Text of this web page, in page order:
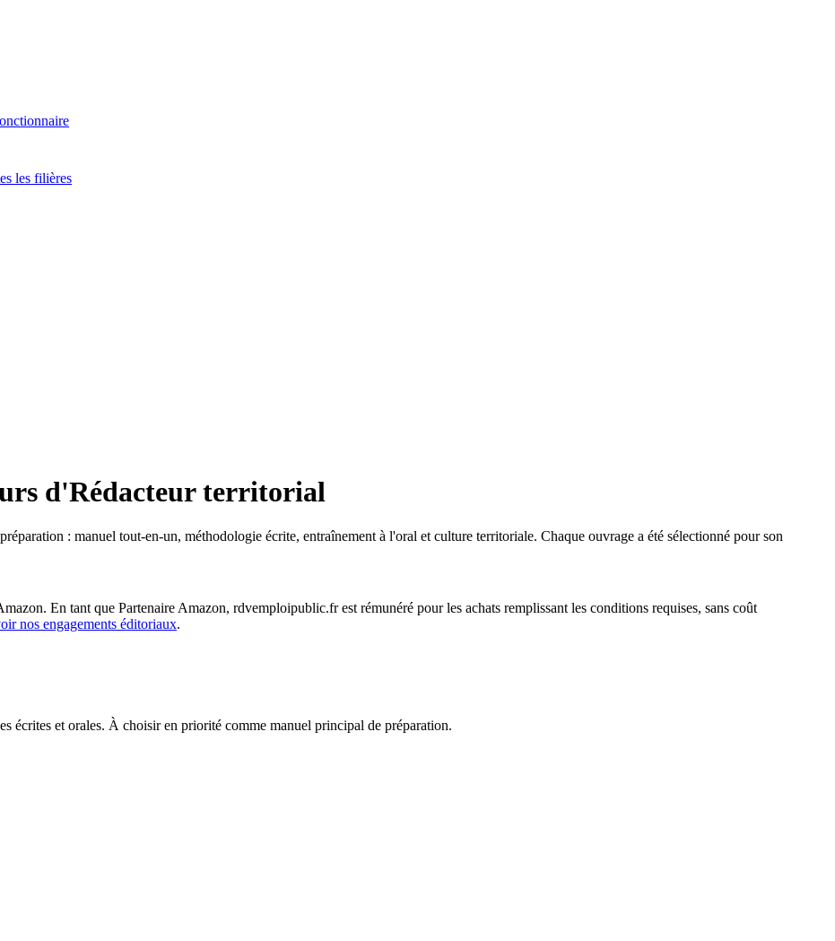
les filières
d'Rédacteur territorial
: manuel tout-en-un, méthodologie écrite, entraînement à l'oral et culture territoriale. Chaque ouvrage a été sélectionné pour son
En tant que Partenaire Amazon, rdvemploipublic.fr est rémunéré pour les achats remplissant les conditions requises, sans coût
nos engagements éditoriaux.
écrites et orales. À choisir en priorité comme manuel principal de préparation.